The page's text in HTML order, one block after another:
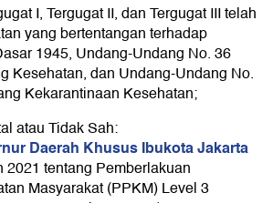
I, Tergugat II, dan Tergugat III telah
yang bertentangan terhadap
1945, Undang-Undang No. 36
Kesehatan, dan Undang-Undang No.
Kekarantinaan Kesehatan;
atau Tidak Sah:
Daerah Khusus Ibukota Jakarta
2021 tentang Pemberlakuan
Masyarakat (PPKM) Level 3